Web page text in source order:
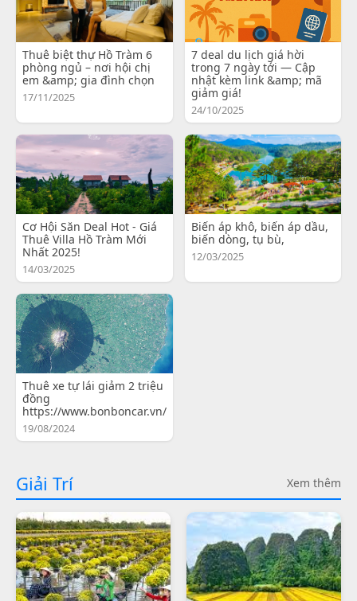
Thuê biệt thự Hồ Tràm 6
phòng ngủ – nơi hội chị
em &amp; gia đình chọn
17/11/2025
7 deal du lịch giá hời
trong 7 ngày tới — Cập
nhật kèm link &amp; mã
giảm giá!
24/10/2025
Cơ Hội Săn Deal Hot - Giá
Thuê Villa Hồ Tràm Mới
Nhất 2025!
14/03/2025
Biến áp khô, biến áp dầu,
biến dòng, tụ bù,
12/03/2025
Thuê xe tự lái giảm 2 triệu
đồng
https://www.bonboncar.vn/
19/08/2024
Giải Trí Xem thêm